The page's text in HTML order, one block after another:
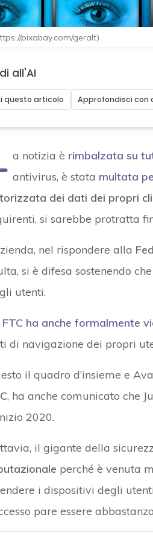
pixabay.com/geralt)
all'AI
questo articolo Approfondisci con
a notizia è rimbalzata su
antivirus, è stata multata
dei dati dei propri
si sarebbe protratta
nel rispondere alla
si è difesa sostenendo
utenti.
FTC ha anche formalmente
di navigazione dei propri
il quadro d’insieme e
, ha anche comunicato che
2020.
il gigante della
perché è venuta
i dispositivi degli
pare essere